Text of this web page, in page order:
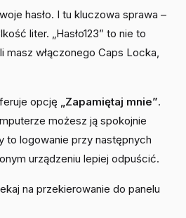
hasło. I tu kluczowa sprawa –
liter. „Hasło123” to nie to
masz włączonego Caps Locka,
opcję „Zapamiętaj mnie”.
możesz ją spokojnie
to logowanie przy następnych
urządzeniu lepiej odpuścić.
na przekierowanie do panelu